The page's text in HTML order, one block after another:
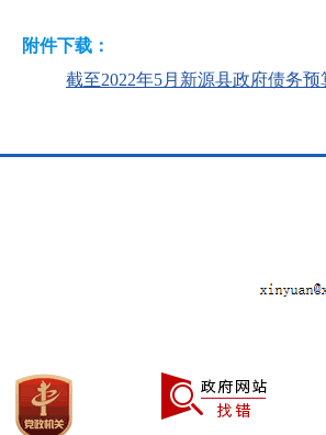
附件下载：
截至2022年5月新源县政府债务